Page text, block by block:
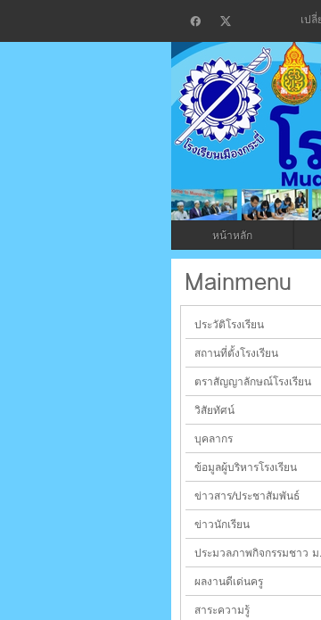
เป
โรง
กระบี่
ระบบบริหารจัดการเว็บไ
หน้าหลัก
Mainmenu
ประวัติโรงเรียน
สถานที่ตั้งโรงเรียน
ตราสัญญาลักษณ์โรงเรียน
วิสัยทัศน์
บุคลากร
ข้อมูลผู้บริหารโรงเรียน
ข่าวสาร/ประชาสัมพันธ์
ข่าวนักเรียน
ประมวลภาพกิจกรรมชาว ม
ผลงานดีเด่นครู
สาระความรู้